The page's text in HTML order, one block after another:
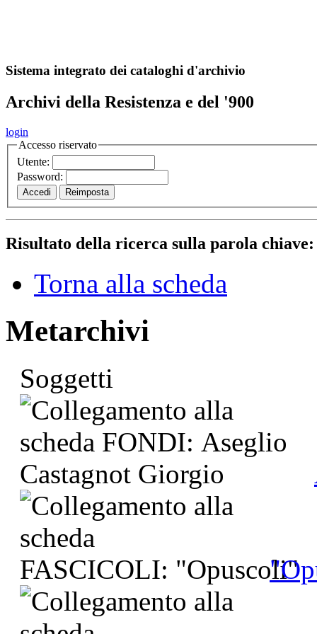
Sistema integrato dei cataloghi d'archivio
Archivi della Resistenza e del '900
login
Accesso riservato
Utente:
Password:
Risultato della ricerca sulla parola
Torna alla scheda
Metarchivi
Soggetti